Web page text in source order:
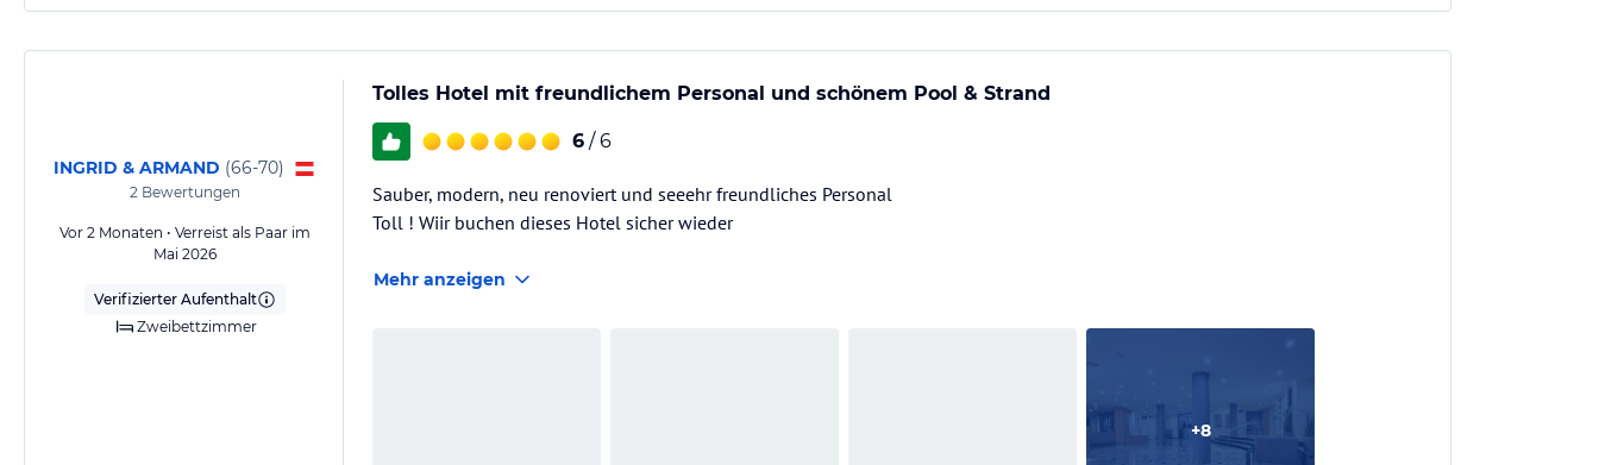
INGRID & ARMAND (66-70)
2 Bewertungen
Vor 2 Monaten • Verreist als Paar im
Mai 2026
Verifizierter Aufenthalt
Zweibettzimmer
Tolles Hotel mit freundlichem Personal und schönem Pool & Strand
6 / 6
Sauber, modern, neu renoviert und seeehr freundliches Personal
Toll ! Wiir buchen dieses Hotel sicher wieder
Mehr anzeigen
+8